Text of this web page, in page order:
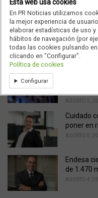
e
g
o
e
s
Noticias relacionadas
El Ibex 35
AGOSTO 6,
2.700
AGOSTO 5,
Cuidado
poner en
AGOSTO 5,
Endesa
de 1.470
AGOSTO 4,
Esta web usa cookies
En PR Noticias utilizamos
la mejor experiencia de
elaborar estadísticas de uso
hábitos de navegación (por
todas las cookies pulsando
clicando en "Configurar".
Política de cookies
Configurar